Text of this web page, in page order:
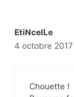
EtiNcelLe
4 octobre
Chouette !